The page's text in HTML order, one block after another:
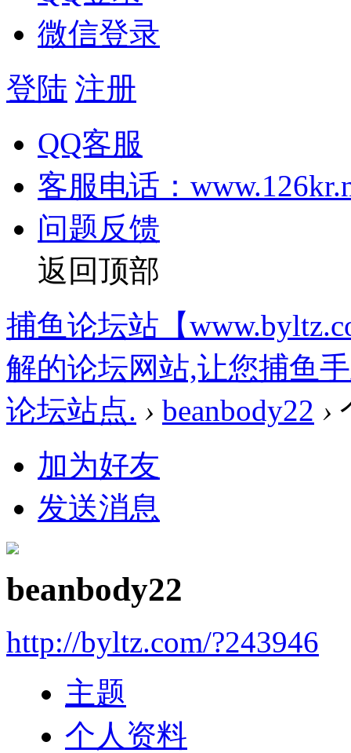
微信登录
登陆 注册
QQ客服
客服电话：
问题反馈
返回顶部
捕鱼论坛站【
解的论坛网站,让您捕鱼
论坛站点. › beanbody22 ›
加为好友
发送消息
beanbody22
http://byltz.com/?243946
主题
个人资料